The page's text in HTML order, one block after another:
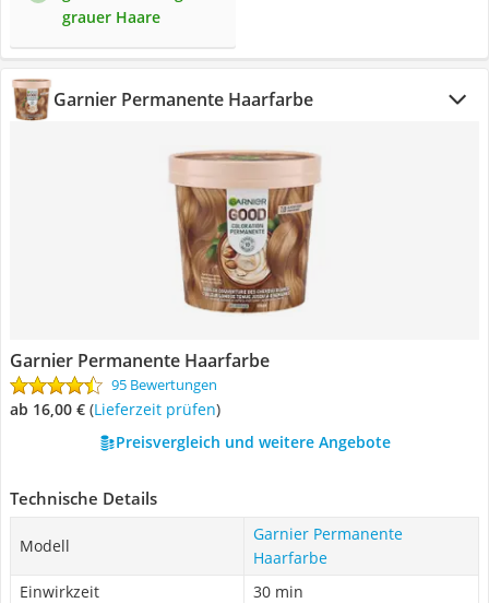
grauer Haare
Garnier Permanente Haarfarbe
Garnier Permanente Haarfarbe
95 Bewertungen
ab 16,00 € (Lieferzeit prüfen)
Preisvergleich und weitere Angebote
Technische Details
Modell
Garnier Permanente
Haarfarbe
Einwirkzeit
30 min